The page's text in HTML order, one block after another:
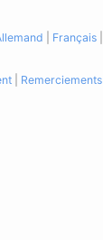
Français
Remerciements